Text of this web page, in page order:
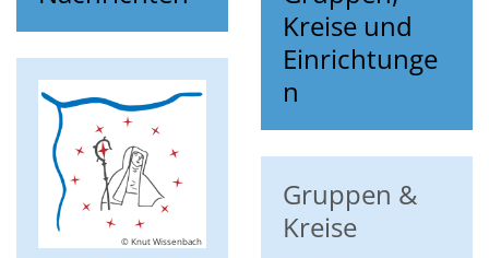
© Knut Wissenbach
Kreise und
Einrichtunge
n
Gruppen &
Kreise